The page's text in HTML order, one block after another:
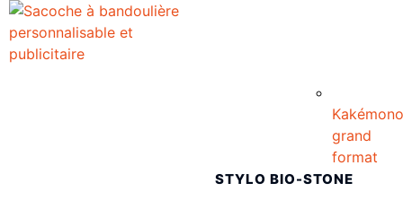
Kakémono
grand
format
STYLO BIO-STONE